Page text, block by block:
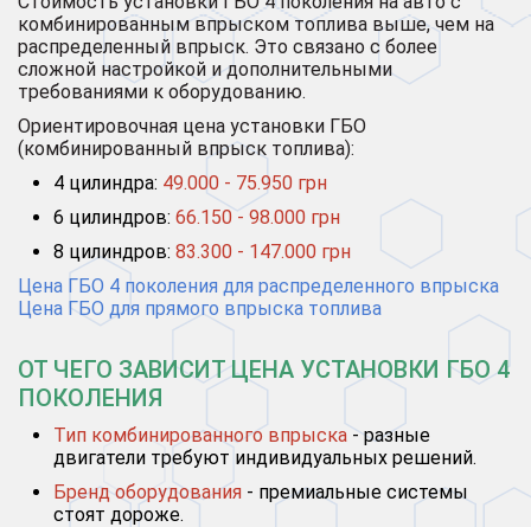
комбинированным впрыском топлива выше, чем на
распределенный впрыск. Это связано с более
сложной настройкой и дополнительными
требованиями к оборудованию.
Ориентировочная цена установки ГБО
(комбинированный впрыск топлива):
4 цилиндра: 49.000 - 75.950 грн
6 цилиндров: 66.150 - 98.000 грн
8 цилиндров: 83.300 - 147.000 грн
Цена ГБО 4 поколения для распределенного впрыска
Цена ГБО для прямого впрыска топлива
ОТ ЧЕГО ЗАВИСИТ ЦЕНА УСТАНОВКИ ГБО 4
ПОКОЛЕНИЯ
Тип комбинированного впрыска- разные
двигатели требуют индивидуальных решений.
Бренд оборудования - премиальные системы
стоят дороже.